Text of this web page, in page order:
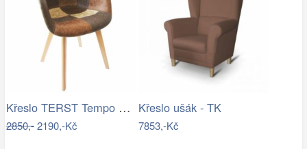
Křeslo TERST Tempo Kondela
2850,-2190,-Kč
Křeslo ušák - TK
7853,-Kč